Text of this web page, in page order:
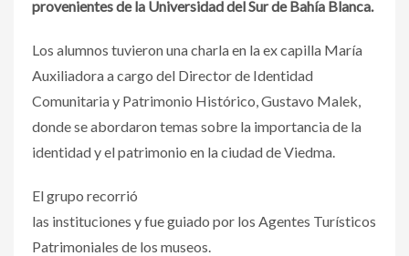
provenientes de la Universidad del Sur de Bahía Blanca.
Los alumnos tuvieron una charla en la ex capilla María
Auxiliadora a cargo del Director de Identidad
Comunitaria y Patrimonio Histórico, Gustavo Malek,
donde se abordaron temas sobre la importancia de la
identidad y el patrimonio en la ciudad de Viedma.
El grupo recorrió
las instituciones y fue guiado por los Agentes Turísticos
Patrimoniales de los museos.